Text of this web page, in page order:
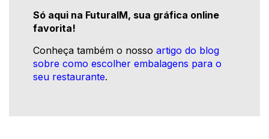
Só aqui na FuturaIM, sua gráfica online
favorita!
Conheça também o nosso artigo do blog
sobre como escolher embalagens para o
seu restaurante.